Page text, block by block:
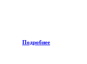
Подробнее